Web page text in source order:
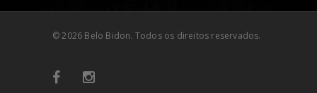
© 2026 Belo Bidon. Todos os direitos reservados.